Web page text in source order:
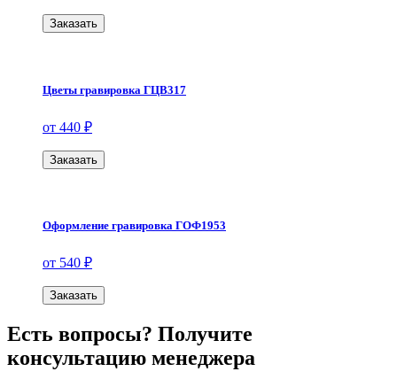
Заказать
Цветы гравировка ГЦВ317
от 440 ₽
Заказать
Оформление гравировка ГОФ1953
от 540 ₽
Заказать
Есть вопросы? Получите
консультацию менеджера